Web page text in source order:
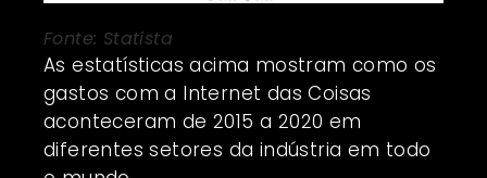
Fonte: Statista
As estatísticas acima mostram como os
gastos com a Internet das Coisas
aconteceram de 2015 a 2020 em
diferentes setores da indústria em todo